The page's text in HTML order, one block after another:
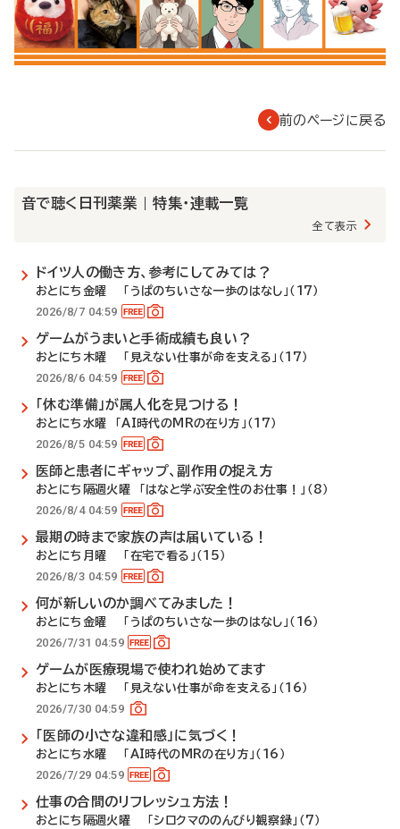
前のページに戻る
音で聴く日刊薬業 | 特集・連載一覧
全て表示
ドイツ人の働き方、参考にしてみては？
おとにち金曜 「うぱのちいさな一歩のはなし」（17）
2026/8/7 04:59
ゲームがうまいと手術成績も良い？
おとにち木曜 「見えない仕事が命を支える」（17）
2026/8/6 04:59
「休む準備」が属人化を見つける！
おとにち水曜 「AI時代のMRの在り方」（17）
2026/8/5 04:59
医師と患者にギャップ、副作用の捉え方
おとにち隔週火曜 「はなと学ぶ安全性のお仕事！」（8）
2026/8/4 04:59
最期の時まで家族の声は届いている！
おとにち月曜 「在宅で看る」（15）
2026/8/3 04:59
何が新しいのか調べてみました！
おとにち金曜 「うぱのちいさな一歩のはなし」（16）
2026/7/31 04:59
ゲームが医療現場で使われ始めてます
おとにち木曜 「見えない仕事が命を支える」（16）
2026/7/30 04:59
「医師の小さな違和感」に気づく！
おとにち水曜 「AI時代のMRの在り方」（16）
2026/7/29 04:59
仕事の合間のリフレッシュ方法！
おとにち隔週火曜 「シロクマののんびり観察録」（7）